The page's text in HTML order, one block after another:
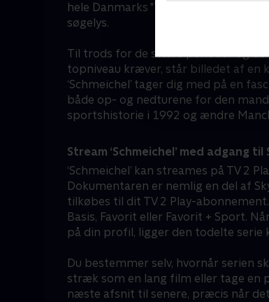
hele Danmarks "The Great Dane" og
søgelys.
Til trods for de svære perioder og
topniveau kræver, står billedet af en
‘Schmeichel’ tager dig med på en
både op- og nedturene for den
sportshistorie i 1992 og ændre
Stream ‘Schmeichel’ med adgang til
‘Schmeichel’ kan streames på TV 2
Dokumentaren er nemlig en del af
tilkøbes til dit TV 2 Play-
Basis, Favorit eller Favorit + Sport.
på din profil, ligger den todelte
Du bestemmer selv, hvornår serien
stræk som en lang film eller tage en
næste afsnit til senere, præcis når